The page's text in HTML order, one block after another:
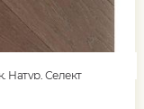
Натур, Селект